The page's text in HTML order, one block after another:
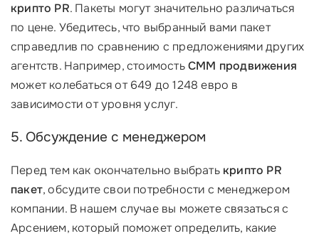
крипто PR. Пакеты могут значительно различаться
по цене. Убедитесь, что выбранный вами пакет
справедлив по сравнению с предложениями других
агентств. Например, стоимостьСММ продвижения
может колебаться от 649 до 1248 евро в
зависимости от уровня услуг.
5. Обсуждение с менеджером
Перед тем как окончательно выбрать крипто PR
пакет, обсудите свои потребности с менеджером
компании. В нашем случае вы можете связаться с
Арсением, который поможет определить, какие